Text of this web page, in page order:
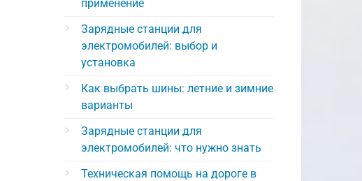
применение
Зарядные станции для
электромобилей: выбор и
установка
Как выбрать шины: летние и зимние
варианты
Зарядные станции для
электромобилей: что нужно знать
Техническая помощь на дороге в